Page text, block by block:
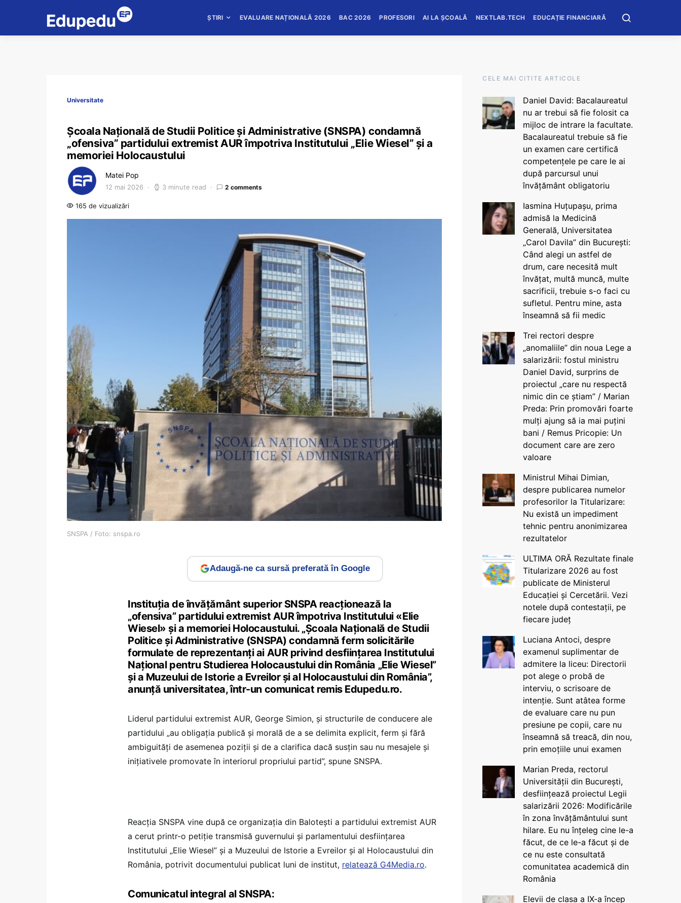
ȘTIRI EVALUARE NAȚIONALĂ 2026 BAC 2026 PROFESORI AI LA ȘCOALĂ NEXTLAB.TECH EDUCAȚIE FINANCIARĂ
Universitate
Școala Națională de Studii Politice și Administrative (SNSPA) condamnă
„ofensiva” partidului extremist AUR împotriva Institutului „Elie Wiesel” și a
memoriei Holocaustului
Matei Pop
12 mai 2026 3 minute read 2 comments
165 de vizualizări
SNSPA / Foto: snspa.ro
Adaugă-ne ca sursă preferată în Google
Instituția de învățământ superior SNSPA reacționează la
„ofensiva” partidului extremist AUR împotriva Institutului «Elie
Wiesel» și a memoriei Holocaustului. „Școala Națională de Studii
Politice și Administrative (SNSPA) condamnă ferm solicitările
formulate de reprezentanți ai AUR privind desființarea Institutului
Național pentru Studierea Holocaustului din România „Elie Wiesel”
și a Muzeului de Istorie a Evreilor și al Holocaustului din România”,
anunță universitatea, într-un comunicat remis Edupedu.ro.
Liderul partidului extremist AUR, George Simion, și structurile de conducere ale
partidului „au obligația publică și morală de a se delimita explicit, ferm și fără
ambiguități de asemenea poziții și de a clarifica dacă susțin sau nu mesajele și
inițiativele promovate în interiorul propriului partid”, spune SNSPA.
Reacția SNSPA vine după ce organizația din Balotești a partidului extremist AUR
a cerut printr-o petiție transmisă guvernului și parlamentului desființarea
Institutului „Elie Wiesel” și a Muzeului de Istorie a Evreilor și al Holocaustului din
România, potrivit documentului publicat luni de institut, relatează G4Media.ro.
Comunicatul integral al SNSPA:
CELE MAI CITITE ARTICOLE
Daniel David: Bacalaureatul
nu ar trebui să fie folosit ca
mijloc de intrare la facultate.
Bacalaureatul trebuie să fie
un examen care certifică
competențele pe care le ai
după parcursul unui
învățământ obligatoriu
Iasmina Huțupașu, prima
admisă la Medicină
Generală, Universitatea
„Carol Davila” din București:
Când alegi un astfel de
drum, care necesită mult
învățat, multă muncă, multe
sacrificii, trebuie s-o faci cu
sufletul. Pentru mine, asta
înseamnă să fii medic
Trei rectori despre
„anomaliile” din noua Lege a
salarizării: fostul ministru
Daniel David, surprins de
proiectul „care nu respectă
nimic din ce știam” / Marian
Preda: Prin promovări foarte
mulți ajung să ia mai puțini
bani / Remus Pricopie: Un
document care are zero
valoare
Ministrul Mihai Dimian,
despre publicarea numelor
profesorilor la Titularizare:
Nu există un impediment
tehnic pentru anonimizarea
rezultatelor
ULTIMA ORĂ Rezultate finale
Titularizare 2026 au fost
publicate de Ministerul
Educației și Cercetării. Vezi
notele după contestații, pe
fiecare județ
Luciana Antoci, despre
examenul suplimentar de
admitere la liceu: Directorii
pot alege o probă de
interviu, o scrisoare de
intenție. Sunt atâtea forme
de evaluare care nu pun
presiune pe copii, care nu
înseamnă să treacă, din nou,
prin emoțiile unui examen
Marian Preda, rectorul
Universității din București,
desființează proiectul Legii
salarizării 2026: Modificările
în zona învățământului sunt
hilare. Eu nu înțeleg cine le-a
făcut, de ce le-a făcut și de
ce nu este consultată
comunitatea academică din
România
Elevii de clasa a IX-a încep